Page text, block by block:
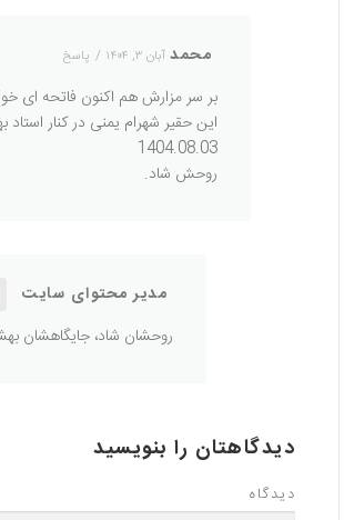
محمد آبان ۳, ۱۴۰۴ پاسخ
بر سر مزارش هم اکنون فاتحه ای
این حقیر شهرام یمنی در کنار استاد
1404.08.03
روحش شاد.
مدیر محتوای سایت
روحشان شاد، جایگاهشان
دیدگاهتان را بنویسید
دیدگاه